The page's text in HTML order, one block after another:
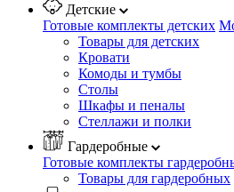
Детские
Готовые комплекты детских
Товары для детских
Кровати
Комоды и тумбы
Столы
Шкафы и пеналы
Стеллажи и полки
Гардеробные
Готовые комплекты
Товары для гардеробных